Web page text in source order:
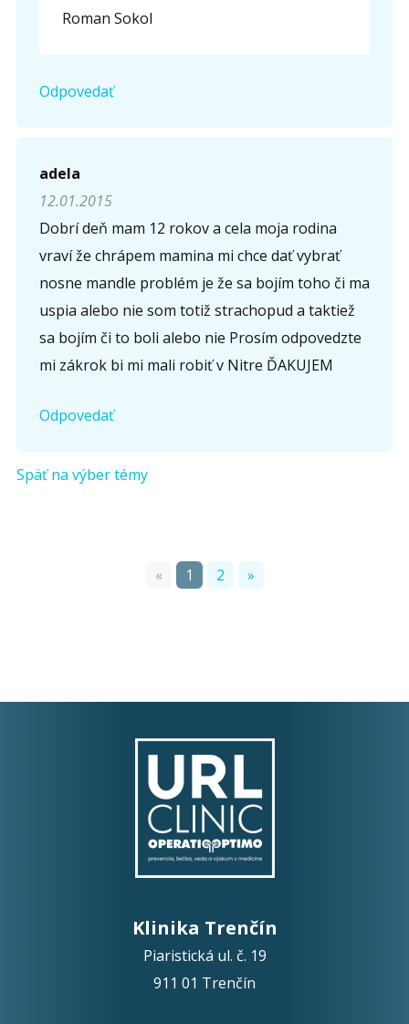
Roman Sokol
Odpovedať
adela
12.01.2015
Dobrí deň mam 12 rokov a cela moja rodina
vraví že chrápem mamina mi chce dať vybrať
nosne mandle problém je že sa bojím toho či ma
uspia alebo nie som totiž strachopud a taktiež
sa bojím či to boli alebo nie Prosím odpovedzte
mi zákrok bi mi mali robiť v Nitre ĎAKUJEM
Odpovedať
Späť na výber témy
« 1 2 »
Klinika Trenčín
Piaristická ul. č. 19
911 01 Trenčín